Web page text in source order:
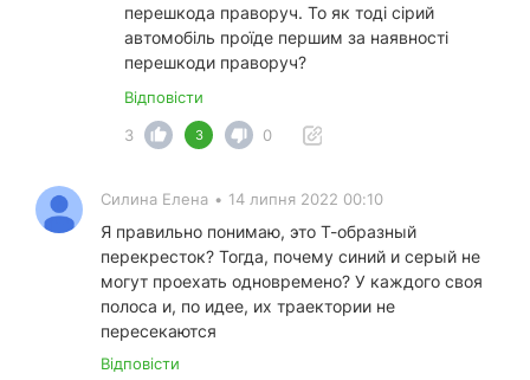
перешкода праворуч. То як тоді сірий
автомобіль проїде першим за наявності
перешкоди праворуч?
Відповісти
3
3 0
Силина Елена • 14 липня 2022 00:10
Я правильно понимаю, это Т-образный
перекресток? Тогда, почему синий и серый не
могут проехать одновремено? У каждого своя
полоса и, по идее, их траектории не
пересекаются
Відповісти